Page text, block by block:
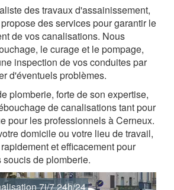
des travaux d'assainissement,
des services pour garantir le
de vos canalisations. Nous
le curage et le pompage,
inspection de vos conduites par
d'éventuels problèmes.
plomberie, forte de son expertise,
de canalisations tant pour
pour les professionnels à Cerneux.
domicile ou votre lieu de travail,
et efficacement pour
soucis de plomberie.
7j/7 24h/24